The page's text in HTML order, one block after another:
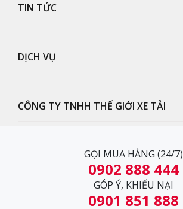
TIN TỨC
DỊCH VỤ
CÔNG TY TNHH THẾ GIỚI XE TẢI
GỌI MUA HÀNG (24/7)
0902 888 444
GÓP Ý, KHIẾU NẠI
0901 851 888